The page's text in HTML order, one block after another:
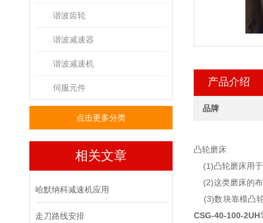
谐波齿轮
谐波减速器
谐波减速机
伺服元件
点击更多分类
相关文章
哈默纳科减速机应用
走刀路线安排
产品介绍
品牌
凸轮磨床
(1)凸轮磨床用于
(2)这类磨床的布
(3)数块靠模凸轮
CSG-40-100-2UH